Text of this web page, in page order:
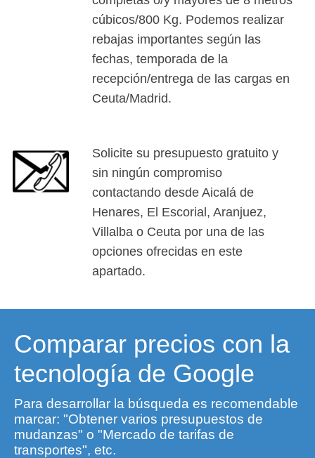
cúbicos/800 Kg. Podemos realizar
rebajas importantes según las
fechas, temporada de la
recepción/entrega de las cargas en
Ceuta/Madrid.
Solicite su presupuesto gratuito y
sin ningún compromiso
contactando desde Aicalá de
Henares, El Escorial, Aranjuez,
Villalba o Ceuta por una de las
opciones ofrecidas en este
apartado.
Comparar precios con la
tecnología de Google
Para desarrollar la búsqueda es recomendable
marcar: "Obtener varios presupuestos de
mudanzas" o "Mercado de tarifas de
transportes", etc.